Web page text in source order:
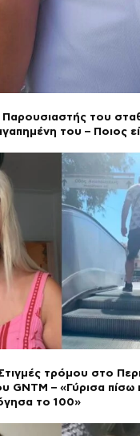
Παρουσιαστής του
του – Ποιος
τρόμου στο
GNTM – «Γύρισα πίσω
το 100»